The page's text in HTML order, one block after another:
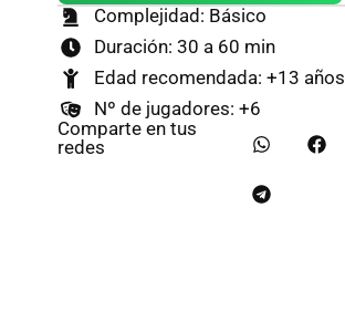
Complejidad: Básico
Duración: 30 a 60 min
Edad recomendada: +13 años
Nº de jugadores: +6
Comparte en tus
redes